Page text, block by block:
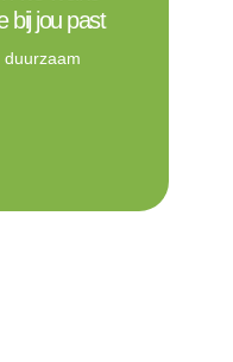
bij jou past
duurzaam